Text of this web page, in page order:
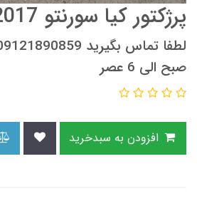
پرژکتور کیا سورنتو 2017
صبح الی 6 عصر